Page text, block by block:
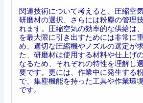
関連技術について考えると、圧縮空
研磨材の選択、さらには粉塵の管理
れます。圧縮空気の効率的な供給は
を最大限に引き出すためには非常に
め、適切な圧縮機やノズルの選定が
た、研磨材は使用する材料や仕上げ
なるため、それぞれの特性を理解し
要です。更には、作業中に発生する
で、集塵機能を持った工具や作業環
です。